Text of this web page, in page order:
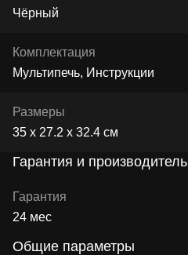
Чёрный
Комплектация
Мультипечь, Инструкции
Размеры
35 x 27.2 x 32.4 см
Гарантия и производитель
Гарантия
24 мес
Общие параметры